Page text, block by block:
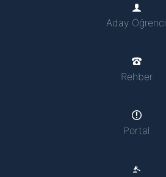
Aday Öğrenci
Rehber
Portal